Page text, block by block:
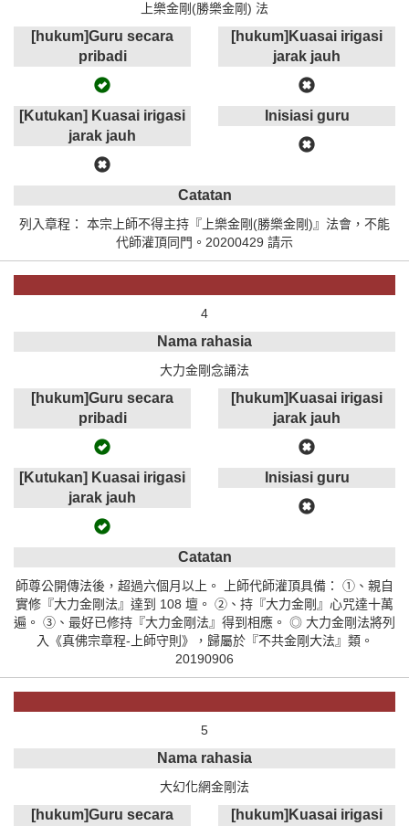
上樂金剛(勝樂金剛) 法
[hukum]Guru secara
pribadi
[hukum]Kuasai irigasi
jarak jauh
[Kutukan] Kuasai irigasi
jarak jauh
Inisiasi guru
Catatan
列入章程： 本宗上師不得主持『上樂金剛(勝樂金剛)』法會，不能
代師灌頂同門。20200429 請示
4
Nama rahasia
大力金剛念誦法
[hukum]Guru secara
pribadi
[hukum]Kuasai irigasi
jarak jauh
[Kutukan] Kuasai irigasi
jarak jauh
Inisiasi guru
Catatan
師尊公開傳法後，超過六個月以上。 上師代師灌頂具備： ①、親自
實修『大力金剛法』達到 108 壇。 ②、持『大力金剛』心咒達十萬
遍。 ③、最好已修持『大力金剛法』得到相應。 ◎ 大力金剛法將列
入《真佛宗章程-上師守則》，歸屬於『不共金剛大法』類。
20190906
5
Nama rahasia
大幻化網金剛法
[hukum]Guru secara
[hukum]Kuasai irigasi